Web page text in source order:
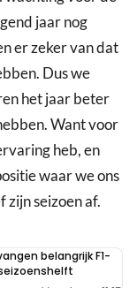
jaar nog
er zeker van dat
Dus we
het jaar beter
Want voor
heb, en
waar we ons
zijn seizoen af.
belangrijk F1-